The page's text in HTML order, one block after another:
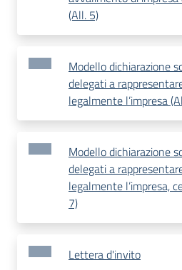
(All. 5)
Modello dichiarazione
delegati a
legalmente l’impresa
Modello dichiarazione
delegati a
legalmente l’impresa,
7)
Lettera d'invito